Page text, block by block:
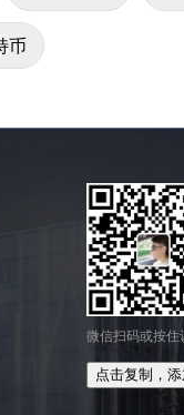
币
微信扫码或按住
点击复制，